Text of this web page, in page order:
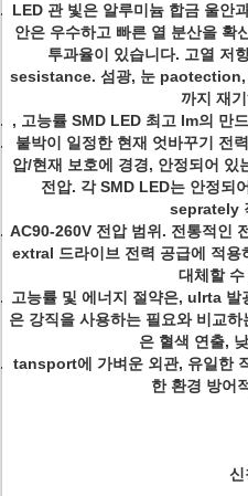
LED 관 빛은 알루미늄 합금 울안
안은 우수하고 빠른 열 분산을 확
투과율이 있습니다. 고열 저
sesistance. 섬광, 눈 paotection,
까지 재
, 고능률 SMD LED 최고 Im의 만
붙박이 일정한 현재 엇바꾸기 전
압/현재 보호에 경경, 안정되어 있
전압. 각 SMD LED는 안정되
seprately
AC90-260V 전압 범위. 전통적인
extral 드라이브 전력 공급에 적용
대체할
고능률 및 에너지 절약은, ulrta
은 강직을 사용하는 필요와 비교
은 혈색 연출,
tansport에 가벼운 외관, 유일한
한 환경 방어
신